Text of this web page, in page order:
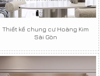
Thiết kế chung cư Hoàng Kim
Sài Gòn